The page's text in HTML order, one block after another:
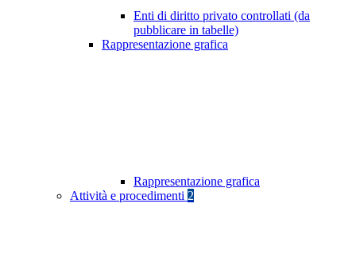
Enti di diritto privato controllati (da
pubblicare in tabelle)
Rappresentazione grafica
Rappresentazione grafica
Attività e procedimenti 2